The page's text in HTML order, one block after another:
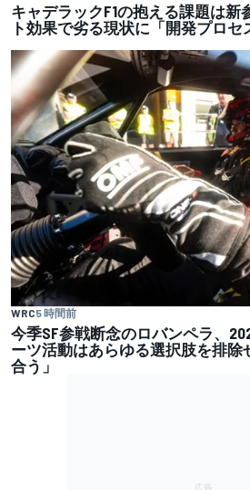
キャデラックF1の抱える課題は
ト効果で劣る現状に「開発プロセ
WRC5 時間前
今季SF参戦断念のロバンペラ、
ーツ活動はあらゆる選択肢を排除
合う」